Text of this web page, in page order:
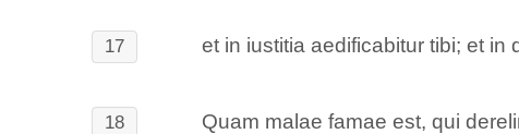
17 et in iustitia aedificabitur tibi; et
18 Quam malae famae est, qui